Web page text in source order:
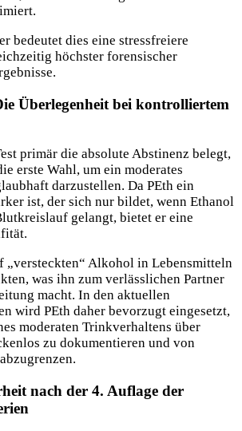
bedeutet dies eine stressfreiere
höchster forensischer
Überlegenheit bei kontrolliertem
primär die absolute Abstinenz belegt,
erste Wahl, um ein moderates
darzustellen. Da PEth ein
ist, der sich nur bildet, wenn Ethanol
gelangt, bietet er eine
„versteckten“ Alkohol in Lebensmitteln
was ihn zum verlässlichen Partner
macht. In den aktuellen
wird PEth daher bevorzugt eingesetzt,
moderaten Trinkverhaltens über
zu dokumentieren und von
nach der 4. Auflage der